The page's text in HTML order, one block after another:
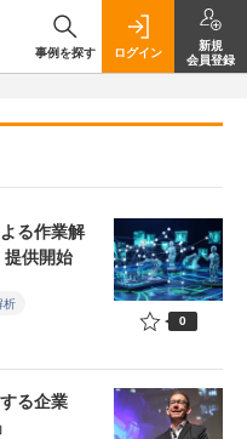
事例を探す ログイン
新規
会員登録
る作業解
供開始
析
0
る企業